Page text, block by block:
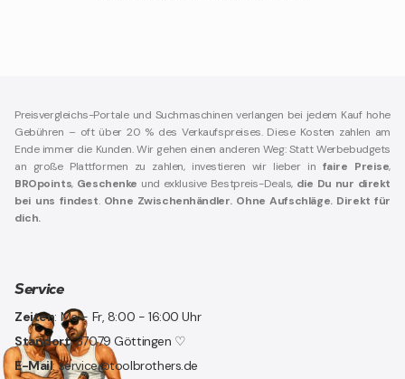
Preisvergleichs-Portale und Suchmaschinen verlangen bei jedem Kauf hohe
Gebühren – oft über 20 % des Verkaufspreises. Diese Kosten zahlen am
Ende immer die Kunden. Wir gehen einen anderen Weg: Statt Werbebudgets
an große Plattformen zu zahlen, investieren wir lieber in faire Preise,
BROpoints, Geschenke und exklusive Bestpreis-Deals, die Du nur direkt
bei uns findest. Ohne Zwischenhändler. Ohne Aufschläge. Direkt für
dich.
Service
Zeiten: Mo - Fr, 8:00 - 16:00 Uhr
Standort: 37079 Göttingen ♡
E-Mail: service@toolbrothers.de